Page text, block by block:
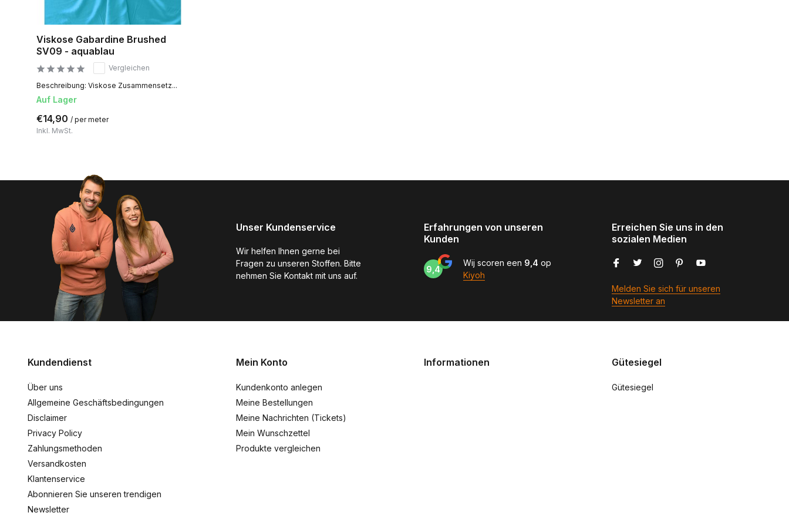
Viskose Gabardine Brushed
SV09 - aquablau
Vergleichen
Beschreibung: Viskose Zusammensetz...
Auf Lager
€14,90 / per meter
Inkl. MwSt.
Unser Kundenservice
Wir helfen Ihnen gerne bei
Fragen zu unseren Stoffen. Bitte
nehmen Sie Kontakt mit uns auf.
Erfahrungen von unseren
Kunden
9,4
Wij scoren een 9,4 op
Kiyoh
Erreichen Sie uns in den
sozialen Medien
Melden Sie sich für unseren
Newsletter an
Kundendienst
Über uns
Allgemeine Geschäftsbedingungen
Disclaimer
Privacy Policy
Zahlungsmethoden
Versandkosten
Klantenservice
Abonnieren Sie unseren trendigen
Newsletter
Mein Konto
Kundenkonto anlegen
Meine Bestellungen
Meine Nachrichten (Tickets)
Mein Wunschzettel
Produkte vergleichen
Informationen Gütesiegel
Gütesiegel